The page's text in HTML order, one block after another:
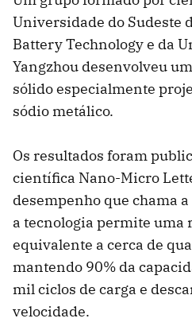
Universidade do Sudeste
Battery Technology e da
Yangzhou desenvolveu
sólido especialmente
sódio metálico.
Os resultados foram
científica Nano-Micro
desempenho que chama
a tecnologia permite uma
equivalente a cerca de
mantendo 90% da
mil ciclos de carga e
velocidade.